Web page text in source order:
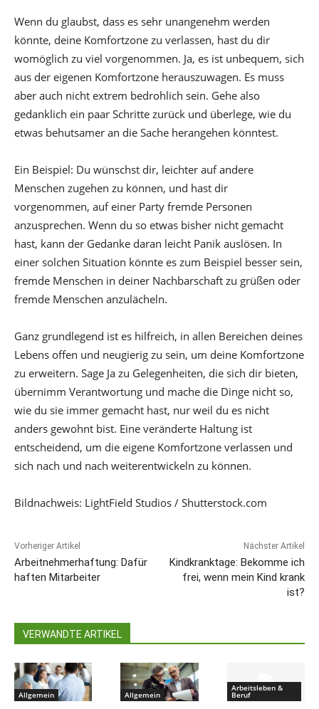
Wenn du glaubst, dass es sehr unangenehm werden
könnte, deine Komfortzone zu verlassen, hast du dir
womöglich zu viel vorgenommen. Ja, es ist unbequem, sich
aus der eigenen Komfortzone herauszuwagen. Es muss
aber auch nicht extrem bedrohlich sein. Gehe also
gedanklich ein paar Schritte zurück und überlege, wie du
etwas behutsamer an die Sache herangehen könntest.
Ein Beispiel: Du wünschst dir, leichter auf andere
Menschen zugehen zu können, und hast dir
vorgenommen, auf einer Party fremde Personen
anzusprechen. Wenn du so etwas bisher nicht gemacht
hast, kann der Gedanke daran leicht Panik auslösen. In
einer solchen Situation könnte es zum Beispiel besser sein,
fremde Menschen in deiner Nachbarschaft zu grüßen oder
fremde Menschen anzulächeln.
Ganz grundlegend ist es hilfreich, in allen Bereichen deines
Lebens offen und neugierig zu sein, um deine Komfortzone
zu erweitern. Sage Ja zu Gelegenheiten, die sich dir bieten,
übernimm Verantwortung und mache die Dinge nicht so,
wie du sie immer gemacht hast, nur weil du es nicht
anders gewohnt bist. Eine veränderte Haltung ist
entscheidend, um die eigene Komfortzone verlassen und
sich nach und nach weiterentwickeln zu können.
Bildnachweis: LightField Studios / Shutterstock.com
Vorheriger Artikel
Arbeitnehmerhaftung: Dafür
haften Mitarbeiter
Nächster Artikel
Kindkranktage: Bekomme ich
frei, wenn mein Kind krank
ist?
VERWANDTE ARTIKEL
Allgemein Allgemein
Arbeitsleben &
Beruf